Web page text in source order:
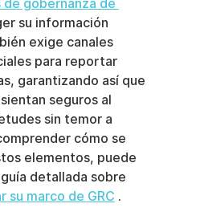
gobernanza de
su información
exige canales
para reportar
garantizando así que
seguros al
sin temor a
cómo se
elementos, puede
detallada sobre
su marco de GRC .